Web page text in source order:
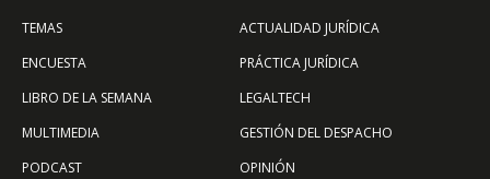
TEMAS
ENCUESTA
LIBRO DE LA SEMANA
MULTIMEDIA
PODCAST
ACTUALIDAD JURÍDICA
PRÁCTICA JURÍDICA
LEGALTECH
GESTIÓN DEL DESPACHO
OPINIÓN